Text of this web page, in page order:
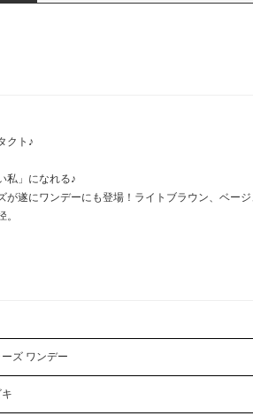
クト♪
私」になれる♪
遂にワンデーにも登場！ライトブラウン、ベー
ーズ ワンデー